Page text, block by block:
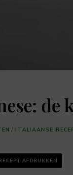
de
/ ITALIAANSE
AFDRUKKEN